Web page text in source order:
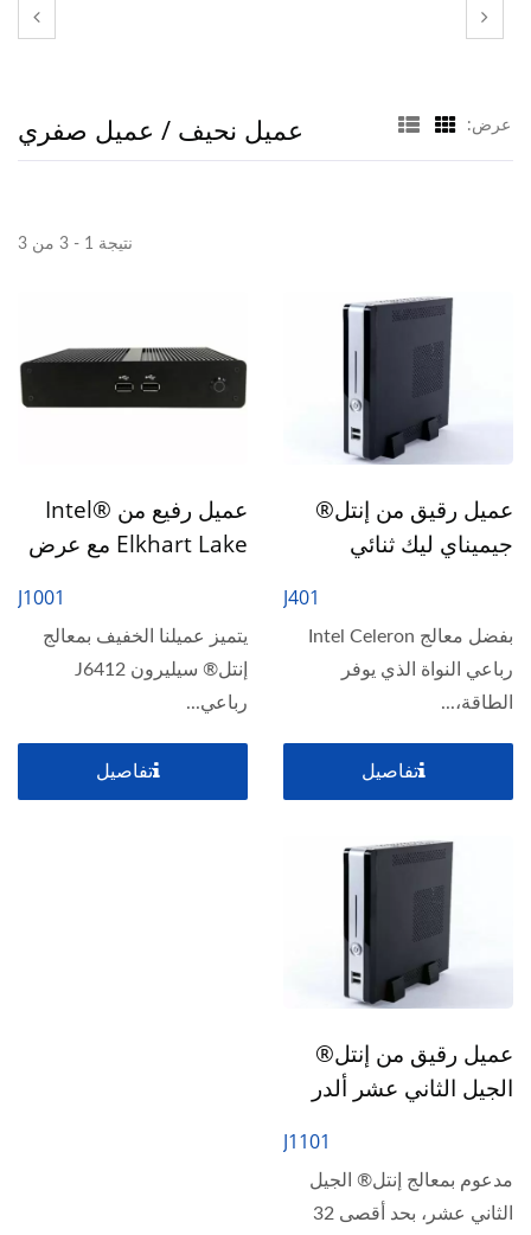
عميل نحيف / عميل صفري عرض:
نتيجة 1 - 3 من 3
عميل رقيق من إنتل®
جيميناي ليك ثنائي
J401
بفضل معالج Intel Celeron
رباعي النواة الذي يوفر
الطاقة،...
تفاصيل
عميل رفيع من Intel®
Elkhart Lake مع عرض
J1001
يتميز عميلنا الخفيف بمعالج
إنتل® سيليرون J6412
رباعي...
تفاصيل
عميل رقيق من إنتل®
الجيل الثاني عشر ألدر
J1101
مدعوم بمعالج إنتل® الجيل
الثاني عشر، بحد أقصى 32